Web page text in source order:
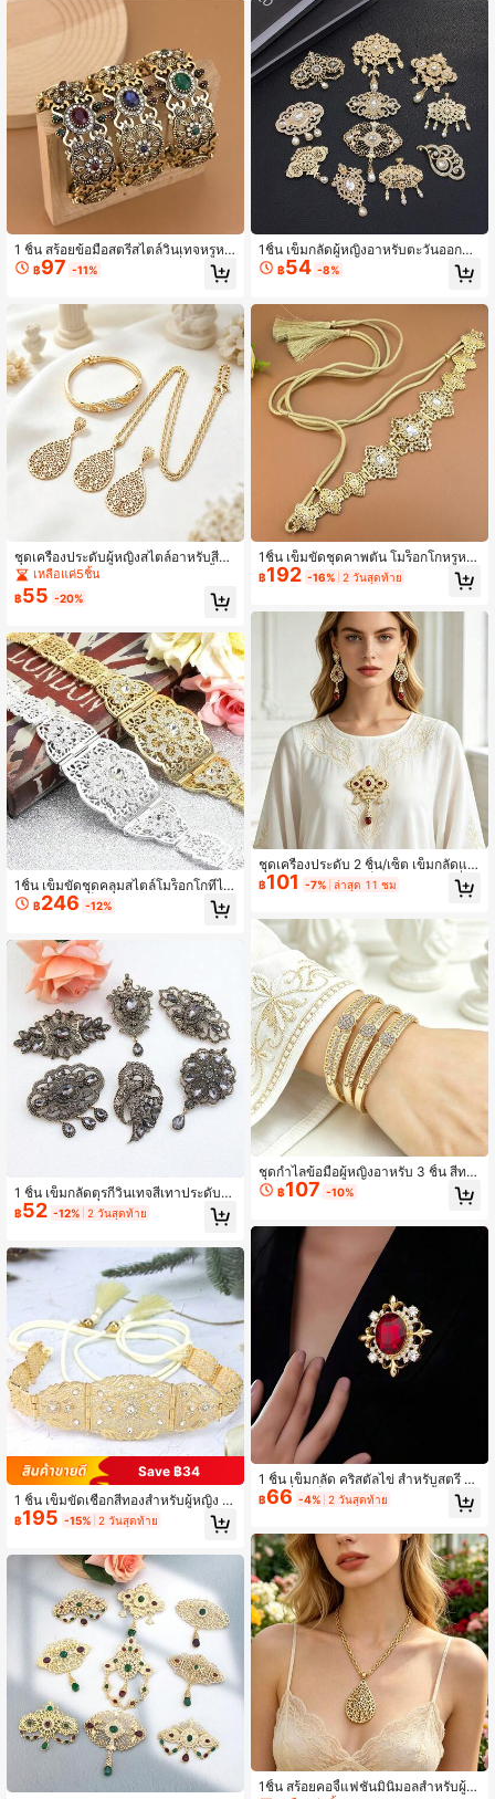
1 ชิ้น สร้อยข้อมือสตรีสไตล์วินเทจหรูหร
าแบบตุรกีตะวันออกกลาง, เครื่องประดั
บวังออตโตมันประดับเรซินสี, ลวดลายด
รับเทศกาลประเพณี
฿97 -11%
ชุดเครื่องประดับผู้หญิงสไตล์อาหรับสีทอ
ง 1 ชุด ประกอบด้วยต่างหูทรงหยดน้ำฉ
ลุ สร้อยคอพร้อมจี้ และกำไล เครื่องประ
ดับชายหาดตกแต่งเจ้าสาวสไตล์โมร็อก
เหลือแค่5ชิ้น
฿55 -20%
1ชิ้น เข็มขัดชุดคลุมสไตล์โมร็อกโกที่ไม่
เหมือนใคร, เข็มขัดโซ่เอวโลหะประดับค
ริสตัลลายดอกไม้และดาวสำหรับผู้หญิง,
นเจ้าสาวอาหรับ
฿246 -12%
1 ชิ้น เข็มกลัดตุรกีวินเทจสีเทาประดับเพ
ชรสำหรับผู้หญิง เหมาะสำหรับฮิญาบมุส
ลิม คอเสื้อ ตกแต่งเจ้าสาวงานแต่งงาน
ระดับ
฿52 -12% 2 วันสุดท้าย
Save ฿34
1 ชิ้น เข็มขัดเชือกสีทองสำหรับผู้หญิง ยิ
งตุง โซ่เอวโลหะ เจ้าสาวสไตล์โมรอกโก
จัดงานแต่งงาน เครื่องประดับชุดอาราบิ
฿195 -15% 2 วันสุดท้าย
1ชิ้น เข็มกลัดผู้หญิงอาหรับตะวันออกกล
างสีทอง, ประดับพลอยเทียมลายดอกไม้
กลวง, เข็มกลัดผ้าคลุมศีรษะ/ผ้าคลุมไห
โก, เครื่องประดับเทศกาลหรูหราทันสมัย
฿54 -8%
1ชิ้น เข็มขัดชุดคาพตัน โมร็อกโกหรูหร
า ทำมือ เชือกมุกพู่ โซ่ร้อยเอว โลหะ ประ
ดับด้วยเพชรพลอยหลากสี ลายดอกไม้ แ
กลางแบบตุรกีสำหรับผู้หญิง
฿192 -16% 2 วันสุดท้าย
ชุดเครื่องประดับ 2 ชิ้น/เซ็ต เข็มกลัดแล
ะต่างหูห้อยสไตล์โมร็อกโกสีทองแฟชั่น
ประดับคริสตัลทรงหยดน้ำ สำหรับชุดคา
มสำหรับงานแต่งงานและปาร์ตี้
฿101 -7% ล่าสุด 11 ชม
ชุดกำไลข้อมือผู้หญิงอาหรับ 3 ชิ้น สีทอ
งแบบซ้อนได้ ดีไซน์เรโทรทรงเรขาคณิ
ตโปร่งลายกุญแจ ประดับคริสตัลกลมแว
฿107 -10%
1 ชิ้น เข็มกลัด คริสตัลไข่ สำหรับสตรี ลา
ยแฟชั่น, เข็มกลัดคลุมไหล่ปาร์ตี้วันเกิด
วาเลนไทน์ ชุบทอง
฿66 -4% 2 วันสุดท้าย
1ชิ้น สร้อยคอจี้แฟชั่นมินิมอลสำหรับผู้ห